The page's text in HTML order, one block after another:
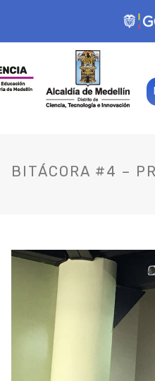
BITÁCORA #4 –